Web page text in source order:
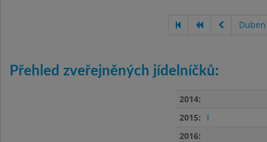
Přehled zveřejněných jídelníčků:
2014:
2015:
I
2016: